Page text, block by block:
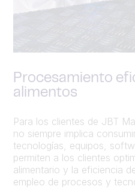
Procesamiento
alimentos
Para los clientes de JBT
no siempre implica
tecnologías, equipos,
permiten a los clientes
alimentario y la eficiencia
empleo de procesos y